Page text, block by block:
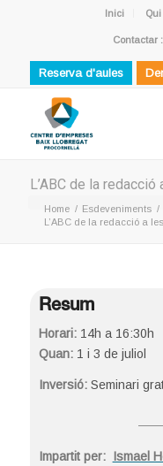
Inici Qui
Contactar
Reserva d'aules
L’ABC de la
Home / Esdeveniments /
L’ABC de la redacció a
Resum
Horari:14h a 16:30h
Quan:1 i 3 de juliol
Inversió: Seminari
Impartit per: Ismael